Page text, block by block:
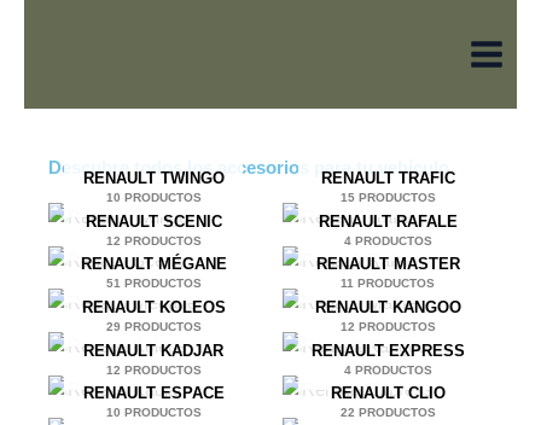
Descubre todos los accesorios para tu vehículo.
RENAULT TWINGO
10 PRODUCTOS
RENAULT TRAFIC
15 PRODUCTOS
RENAULT SCENIC
12 PRODUCTOS
RENAULT RAFALE
4 PRODUCTOS
RENAULT MÉGANE
51 PRODUCTOS
RENAULT MASTER
11 PRODUCTOS
RENAULT KOLEOS
29 PRODUCTOS
RENAULT KANGOO
12 PRODUCTOS
RENAULT KADJAR
12 PRODUCTOS
RENAULT EXPRESS
4 PRODUCTOS
RENAULT ESPACE
10 PRODUCTOS
RENAULT CLIO
22 PRODUCTOS